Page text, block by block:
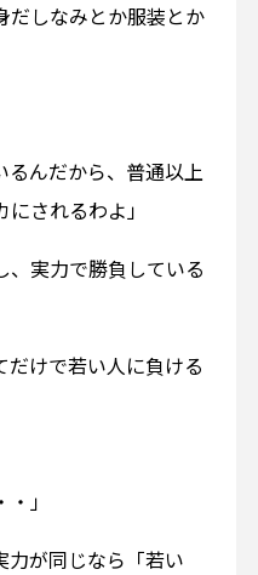
だしなみとか服装とか
るんだから、普通以上
されるわよ」
、実力で勝負している
だけで若い人に負ける
」
力が同じなら「若い